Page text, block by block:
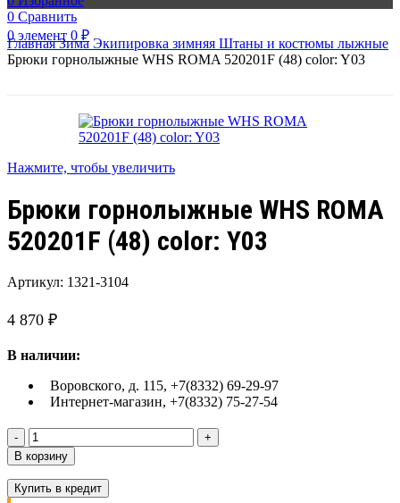
0 Сравнить
0элемент 0 ₽
ГлавнаяЗима Экипировка зимняя Штаны и костюмы лыжные
Брюки горнолыжные WHS ROMA 520201F (48) color: Y03
Нажмите, чтобы увеличить
Брюки горнолыжные WHS ROMA
520201F (48) color: Y03
Артикул: 1321-3104
4 870 ₽
В наличии:
Воровского, д. 115, +7(8332) 69-29-97
Интернет-магазин, +7(8332) 75-27-54
Количество
товара
Брюки
горнолыжные
WHS
В корзину
Купить в кредит